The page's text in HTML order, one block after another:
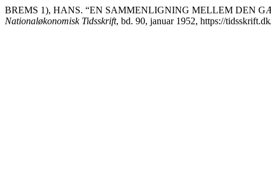
BREMS 1), HANS. “EN SAMMENLIGNING MELLEM DEN
Nationaløkonomisk Tidsskrift, bd. 90, januar 1952, https://